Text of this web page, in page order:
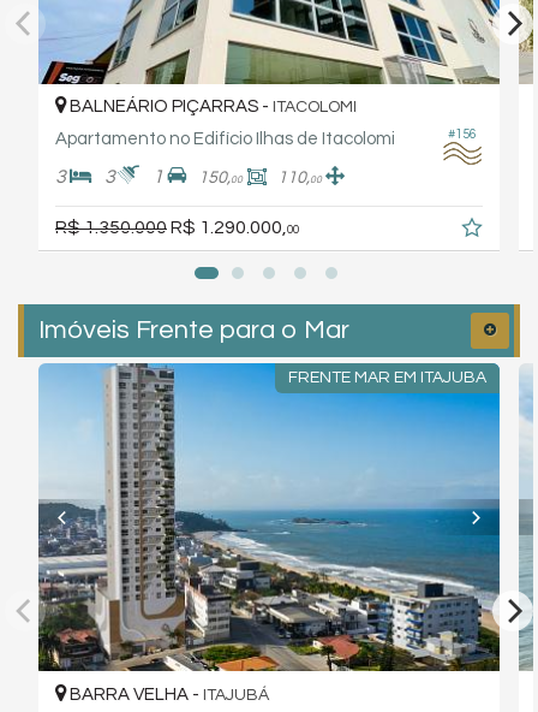
#156
BALNEÁRIO PIÇARRAS - ITACOLOMI
Apartamento no Edifício Ilhas de Itacolomi
3 3 1 150,00 110,00
R$ 1.350.000R$ 1.290.000,00
Imóveis Frente para o Mar
FRENTE MAR EM ITAJUBA
BARRA VELHA - ITAJUBÁ